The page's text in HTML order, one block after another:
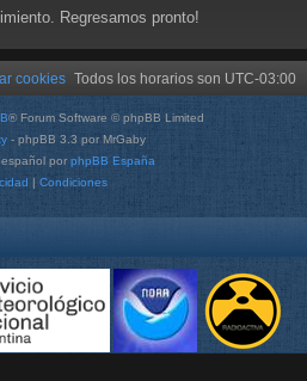
Regresamos pronto!
Todos los horarios son UTC-03:00
cookies
® Forum Software © phpBB Limited
- phpBB 3.3 por MrGaby
por phpBB España
| Condiciones